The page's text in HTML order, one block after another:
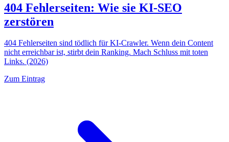
404 Fehlerseiten: Wie sie KI-SEO
zerstören
404 Fehlerseiten sind tödlich für KI-Crawler. Wenn dein Content
nicht erreichbar ist, stirbt dein Ranking. Mach Schluss mit toten
Links. (2026)
Zum Eintrag